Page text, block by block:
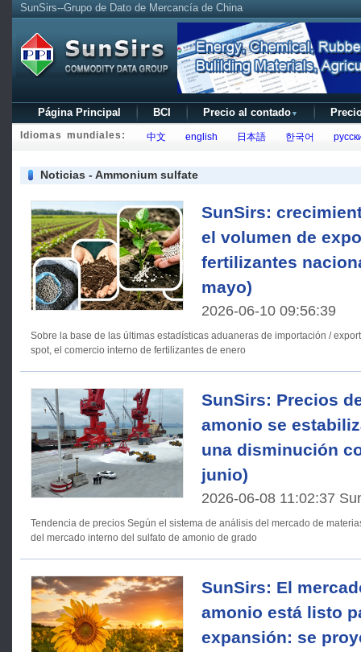
SunSirs--Grupo de Dato de Mercancía de China
Página Principal BCI Precio al contado ▼
Idiomas mundiales: 中文 english 日本語 한국어
Noticias - Ammonium sulfate
SunSirs:
el volumen de
fertilizantes
mayo)
2026-06-10 09:56:39
Sobre la base de las últimas estadísticas aduaneras de importación /
spot, el comercio interno de fertilizantes de enero
SunSirs: Precios
amonio se
una disminución
junio)
2026-06-08 11:02:37
Tendencia de precios Según el sistema de análisis del mercado de materias primas de SunSirs, el precio
del mercado interno del sulfato de amonio de grado
SunSirs: El
amonio está listo
expansión: se